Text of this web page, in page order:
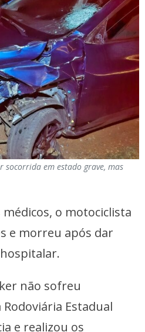
socorrida em estado grave, mas
o motociclista
e morreu após dar
não sofreu
Estadual
e realizou os